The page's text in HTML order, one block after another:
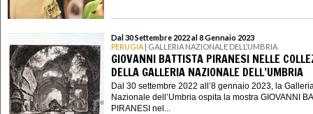
Dal 30 Settembre 2022 al 8 Gennaio 2023
PERUGIA | GALLERIA NAZIONALE DELL’UMBRIA
GIOVANNI BATTISTA PIRANESI NELLE
DELLA GALLERIA NAZIONALE DELL’UMBRIA
Dal 30 settembre 2022 all’8 gennaio 2023, la
Nazionale dell’Umbria ospita la mostra GIOVANNI
PIRANESI nel...